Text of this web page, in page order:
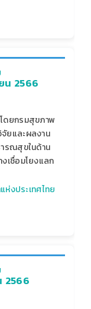
น 2566
ดยกรมสุขภาพ
ยและผลงาน
รณสุขในด้าน
เชื่อมโยงแลก
งประเทศไทย
2566